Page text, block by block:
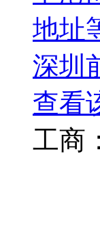
地址
深圳
查看
工商：